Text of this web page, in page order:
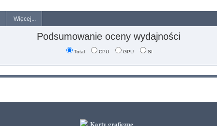
Więcej...
Podsumowanie oceny wydajności
Total CPU GPU SI
Karty graficzne